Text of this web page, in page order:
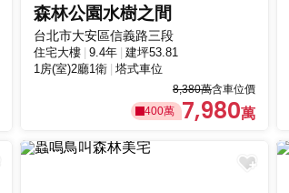
森林公園水樹之間
台北市大安區信義路三段
住宅大樓 9.4年 建坪53.81
1房(室)2廳1衛 塔式車位
8,380萬含車位價
400萬
7,980